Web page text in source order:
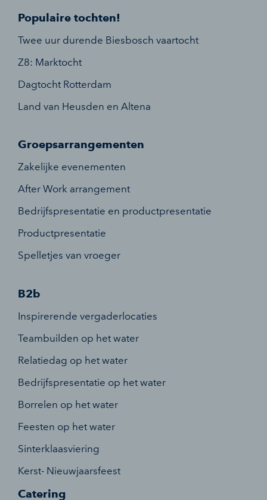
Populaire tochten!
Twee uur durende Biesbosch vaartocht
Z8: Marktocht
Dagtocht Rotterdam
Land van Heusden en Altena
Groepsarrangementen
Zakelijke evenementen
After Work arrangement
Bedrijfspresentatie en productpresentatie
Productpresentatie
Spelletjes van vroeger
B2b
Inspirerende vergaderlocaties
Teambuilden op het water
Relatiedag op het water
Bedrijfspresentatie op het water
Borrelen op het water
Feesten op het water
Sinterklaasviering
Kerst- Nieuwjaarsfeest
Catering